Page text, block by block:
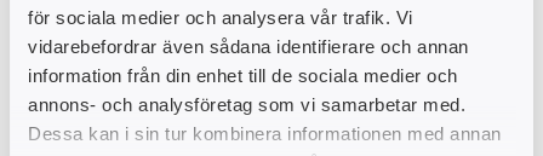
för sociala medier och analysera vår trafik. Vi
vidarebefordrar även sådana identifierare och annan
information från din enhet till de sociala medier och
annons- och analysföretag som vi samarbetar med.
Dessa kan i sin tur kombinera informationen med annan
kommer vi att kontakta dig i din ansökan på yh-
antagning.se, med information om vad du saknar
för att bli behörig.